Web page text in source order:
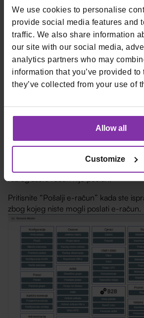
We use cookies to personalise
provide social media features and
traffic. We also share information
our site with our social media,
analytics partners who may
information that you’ve provided to
they’ve collected from your use of
Allow all
Customize
modul “DOGAĐAJI” – ovdje možemo
račun nije poslan.
managera. U modulu “e-računi F2.0”
e-računa”. Zatim pritisnete “Traži”
razlog zašto račun nije poslan.
Pritisnite “Pošalji e-račun” kada ste
zbog kojeg niste mogli poslati e-račun.